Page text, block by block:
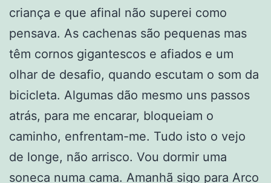
criança e que afinal não superei como
pensava. As cachenas são pequenas mas
têm cornos gigantescos e afiados e um
olhar de desafio, quando escutam o som da
bicicleta. Algumas dão mesmo uns passos
atrás, para me encarar, bloqueiam o
caminho, enfrentam-me. Tudo isto o vejo
de longe, não arrisco. Vou dormir uma
soneca numa cama. Amanhã sigo para Arco